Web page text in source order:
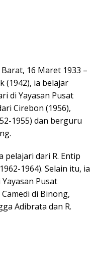
16 Maret 1933 –
(1942), ia belajar
di Yayasan Pusat
Cirebon (1956),
1955) dan berguru
pelajari dari R. Entip
1964). Selain itu, ia
Pusat
di Binong,
Adibrata dan R.